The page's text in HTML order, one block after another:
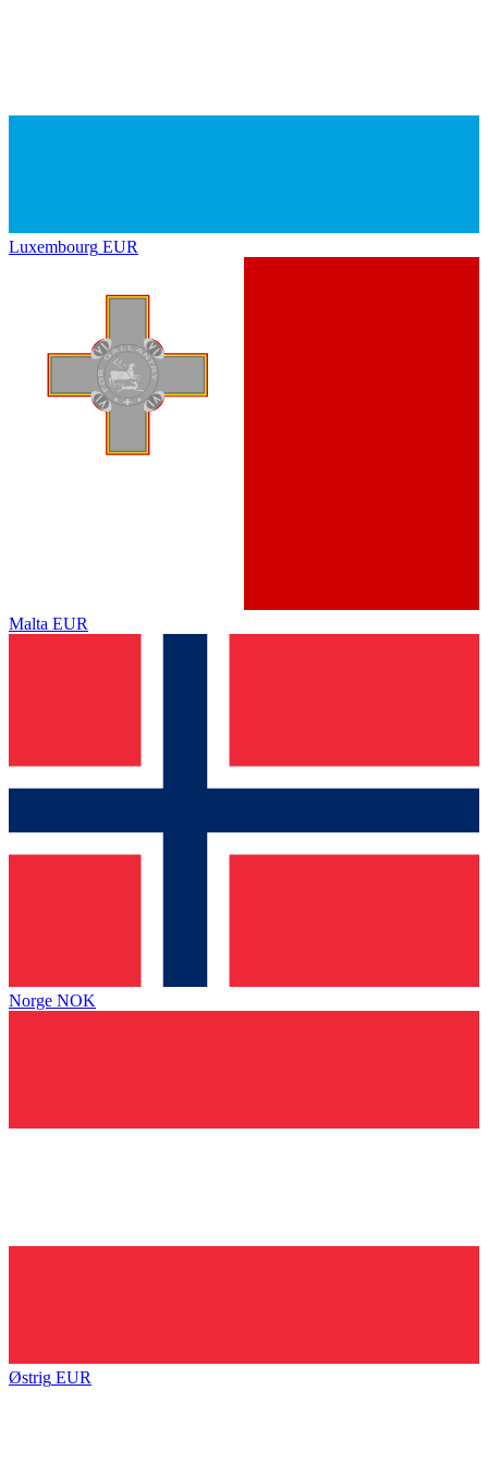
Luxembourg EUR
Malta EUR
Norge NOK
Østrig EUR